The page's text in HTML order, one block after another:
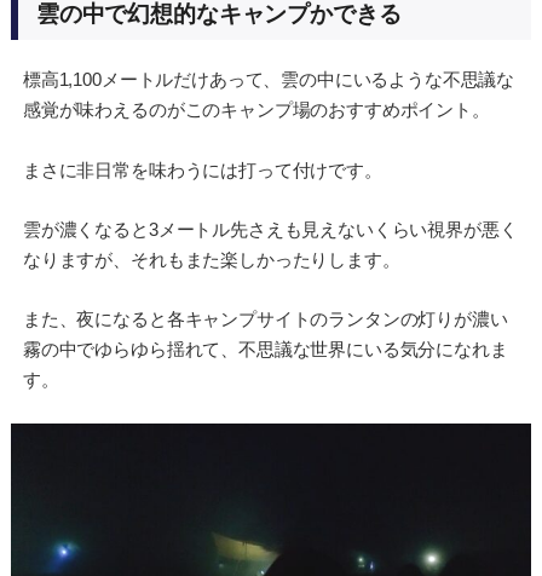
雲の中で幻想的なキャンプかできる
標高1,100メートルだけあって、雲の中にいるような不思議な
感覚が味わえるのがこのキャンプ場のおすすめポイント。
まさに非日常を味わうには打って付けです。
雲が濃くなると3メートル先さえも見えないくらい視界が悪く
なりますが、それもまた楽しかったりします。
また、夜になると各キャンプサイトのランタンの灯りが濃い
霧の中でゆらゆら揺れて、不思議な世界にいる気分になれま
す。